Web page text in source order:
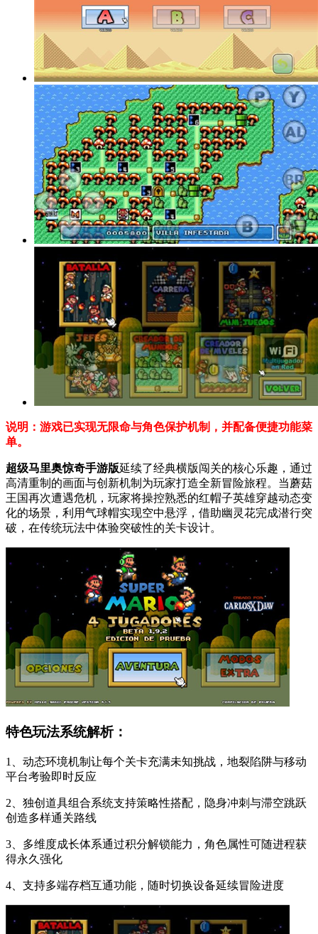
说明：游戏已实现无限命与角色保护机制，并配备便捷功能菜
单。
超级马里奥惊奇手游版延续了经典横版闯关的核心乐趣，通过
高清重制的画面与创新机制为玩家打造全新冒险旅程。当蘑菇
王国再次遭遇危机，玩家将操控熟悉的红帽子英雄穿越动态变
化的场景，利用气球帽实现空中悬浮，借助幽灵花完成潜行突
破，在传统玩法中体验突破性的关卡设计。
特色玩法系统解析：
1、动态环境机制让每个关卡充满未知挑战，地裂陷阱与移动
平台考验即时反应
2、独创道具组合系统支持策略性搭配，隐身冲刺与滞空跳跃
创造多样通关路线
3、多维度成长体系通过积分解锁能力，角色属性可随进程获
得永久强化
4、支持多端存档互通功能，随时切换设备延续冒险进度